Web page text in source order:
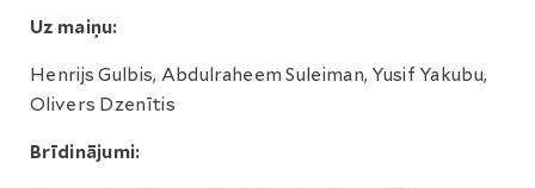
Uz maiņu:
Henrijs Gulbis, Abdulraheem Suleiman, Yusif Yakubu,
Olivers Dzenītis
Brīdinājumi: